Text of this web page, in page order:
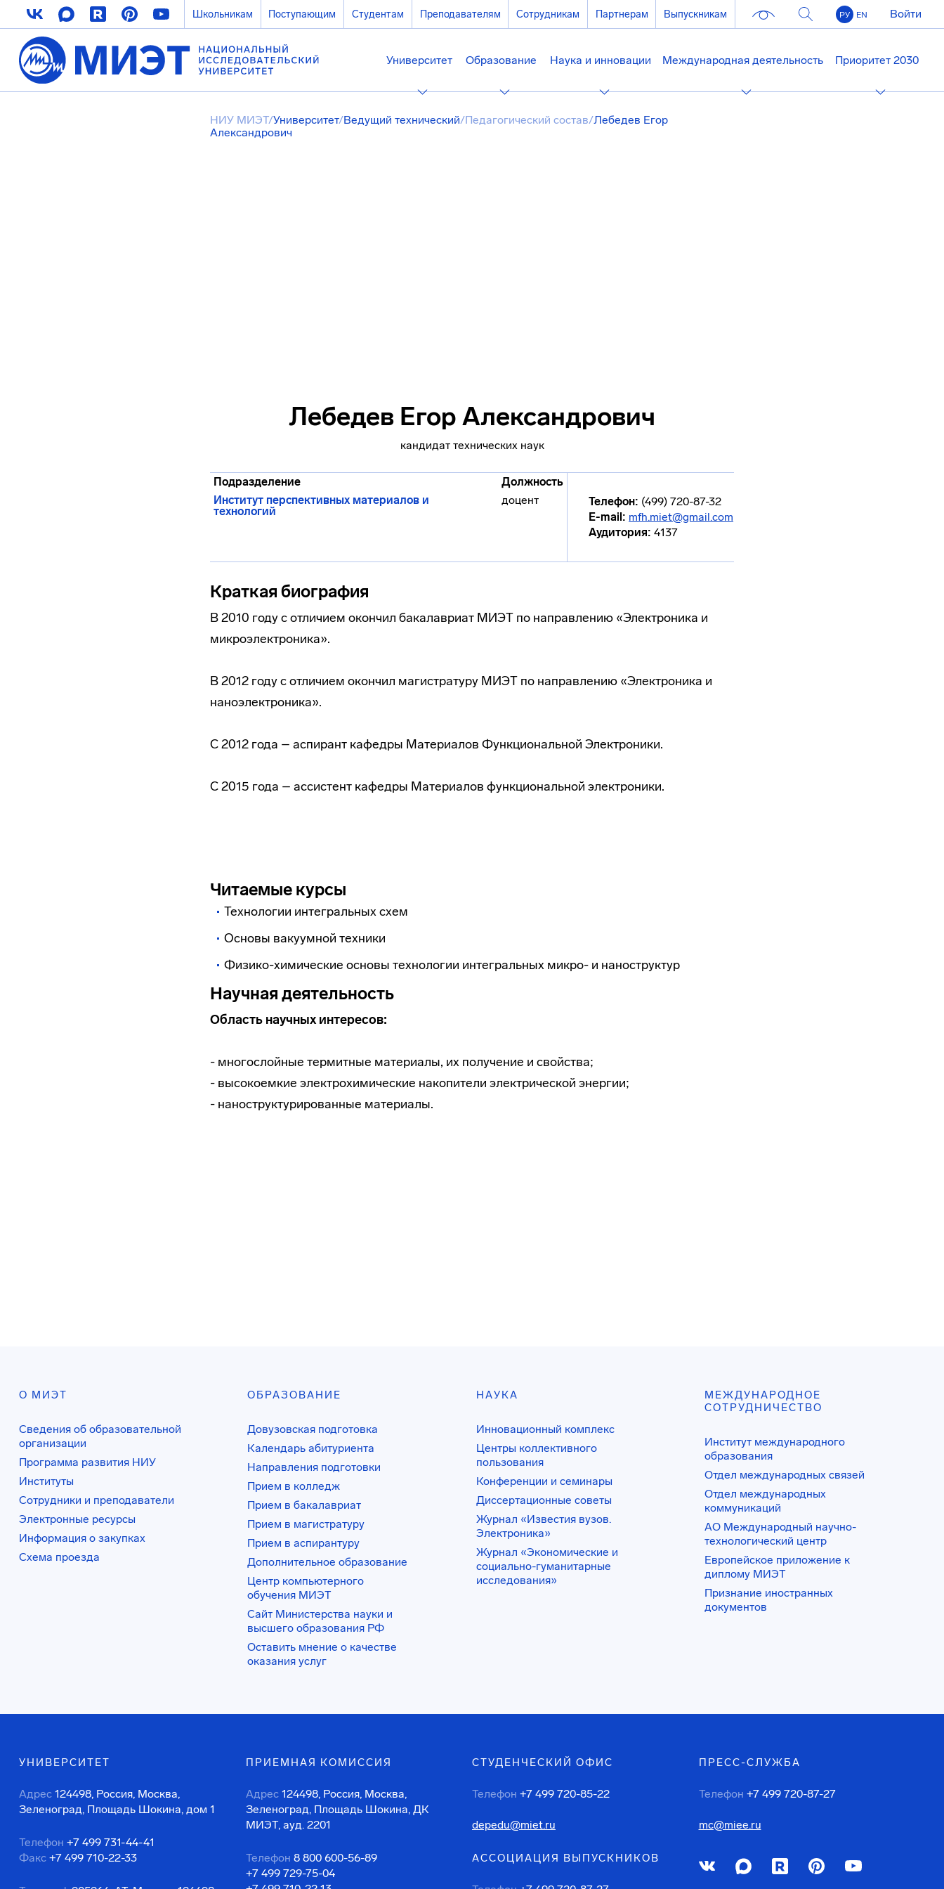
Школьникам Поступающим Студентам Преподавателям Сотрудникам Партнерам Выпускникам РУ EN Войти
Университет Образование Наука и инновации Международная деятельность Приоритет 2030
НИУ МИЭТ/Университет/Ведущий технический/Педагогический состав/Лебедев Егор
Александрович
Лебедев Егор Александрович
кандидат технических наук
Подразделение
Должность
Институт перспективных материалов и
технологий
доцент Телефон: (499) 720-87-32
E-mail: mfh.miet@gmail.com
Аудитория: 4137
Краткая биография
В 2010 году с отличием окончил бакалавриат МИЭТ по направлению «Электроника и
микроэлектроника».
В 2012 году с отличием окончил магистратуру МИЭТ по направлению «Электроника и
наноэлектроника».
С 2012 года – аспирант кафедры Материалов Функциональной Электроники.
С 2015 года – ассистент кафедры Материалов функциональной электроники.
Читаемые курсы
Технологии интегральных схем
Основы вакуумной техники
Физико-химические основы технологии интегральных микро- и наноструктур
Научная деятельность
Область научных интересов:
- многослойные термитные материалы, их получение и свойства;
- высокоемкие электрохимические накопители электрической энергии;
- наноструктурированные материалы.
О МИЭТ
Сведения об образовательной
организации
Программа развития НИУ
Институты
Сотрудники и преподаватели
Электронные ресурсы
Информация о закупках
Схема проезда
ОБРАЗОВАНИЕ
Довузовская подготовка
Календарь абитуриента
Направления подготовки
Прием в колледж
Прием в бакалавриат
Прием в магистратуру
Прием в аспирантуру
Дополнительное образование
Центр компьютерного
обучения МИЭТ
Сайт Министерства науки и
высшего образования РФ
Оставить мнение о качестве
оказания услуг
НАУКА
Инновационный комплекс
Центры коллективного
пользования
Конференции и семинары
Диссертационные советы
Журнал «Известия вузов.
Электроника»
Журнал «Экономические и
социально-гуманитарные
исследования»
МЕЖДУНАРОДНОЕ
СОТРУДНИЧЕСТВО
Институт международного
образования
Отдел международных связей
Отдел международных
коммуникаций
АО Международный научно-
технологический центр
Европейское приложение к
диплому МИЭТ
Признание иностранных
документов
УНИВЕРСИТЕТ
Адрес 124498, Россия, Москва,
Зеленоград, Площадь Шокина, дом 1
Телефон +7 499 731-44-41
Факс +7 499 710-22-33
ПРИЕМНАЯ КОМИССИЯ
Адрес 124498, Россия, Москва,
Зеленоград, Площадь Шокина, ДК
МИЭТ, ауд. 2201
Телефон 8 800 600-56-89
+7 499 729-75-04
СТУДЕНЧЕСКИЙ ОФИС
Телефон +7 499 720-85-22
depedu@miet.ru
АССОЦИАЦИЯ ВЫПУСКНИКОВ
ПРЕСС-СЛУЖБА
Телефон +7 499 720-87-27
mc@miee.ru